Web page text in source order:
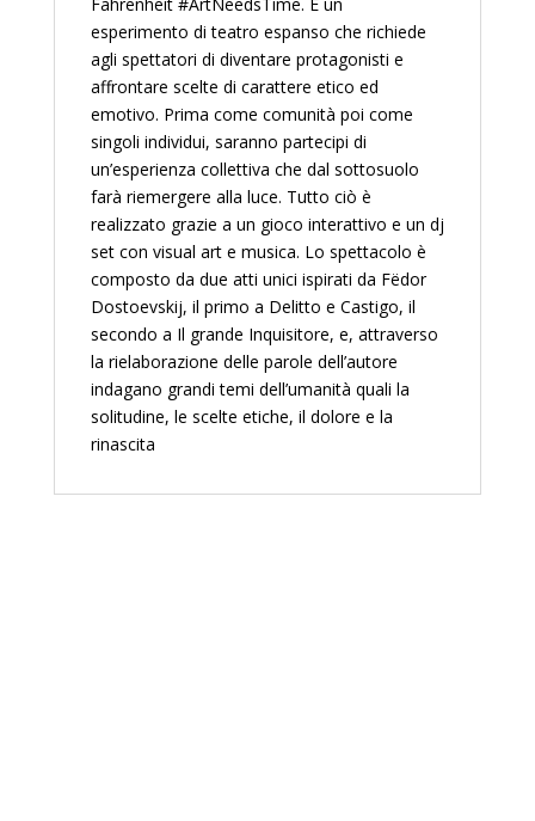
esperimento di teatro espanso che richiede
agli spettatori di diventare protagonisti e
affrontare scelte di carattere etico ed
emotivo. Prima come comunità poi come
singoli individui, saranno partecipi di
un’esperienza collettiva che dal sottosuolo
farà riemergere alla luce. Tutto ciò è
realizzato grazie a un gioco interattivo e un dj
set con visual art e musica. Lo spettacolo è
composto da due atti unici ispirati da Fëdor
Dostoevskij, il primo a Delitto e Castigo, il
secondo a Il grande Inquisitore, e, attraverso
la rielaborazione delle parole dell’autore
indagano grandi temi dell’umanità quali la
solitudine, le scelte etiche, il dolore e la
rinascita